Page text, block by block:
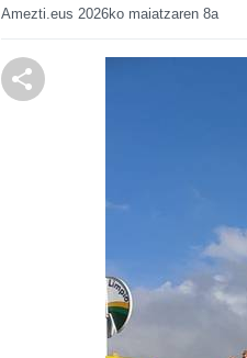
Amezti.eus 2026ko maiatzaren 8a